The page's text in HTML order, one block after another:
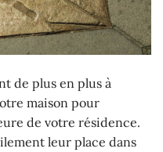
de plus en plus à
maison pour
de votre résidence.
leur place dans